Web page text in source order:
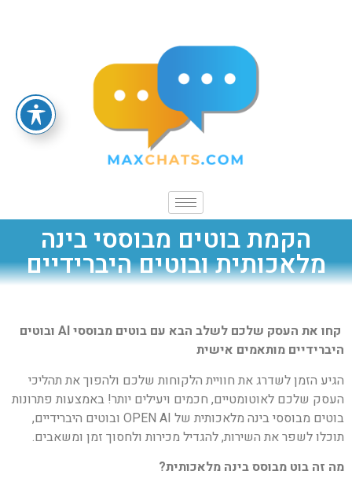
הקמת בוטים מבוססי בינה
מלאכותית ובוטים היברידיים
קחו את העסק שלכם לשלב הבא עם בוטים מבוססי AI ובוטים
היברידיים מותאמים אישית
הגיע הזמן לשדרג את חוויית הלקוחות שלכם ולהפוך את תהליכי
העסק שלכם לאוטומטיים, חכמים ויעילים יותר! באמצעות פתרונות
בוטים מבוססי בינה מלאכותית של OPEN AI ובוטים היברידיים,
תוכלו לשפר את השירות, להגדיל מכירות ולחסוך זמן ומשאבים.
מה זה בוט מבוסס בינה מלאכותית?